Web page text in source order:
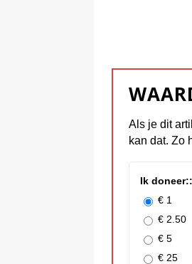
Als je dit
kan dat. Zo
Ik doneer::
€ 1
€ 2.50
€ 5
€ 25